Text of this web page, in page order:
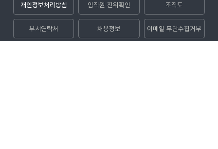
개인정보처리방침 임직원 진위확인 조직도
부서연락처 채용정보 이메일 무단수집거부